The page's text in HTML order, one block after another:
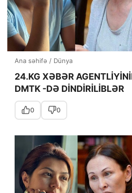
Ana səhifə / Dünya
24.KG XƏBƏR
DMTK -DƏ DİNDİRİLİBLƏR
0 0